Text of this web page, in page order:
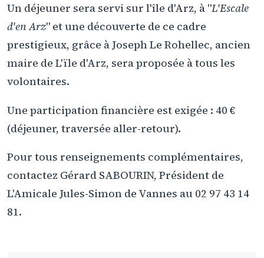
Un déjeuner sera servi sur l'île d'Arz, à "L'Escale
d'en Arz" et une découverte de ce cadre
prestigieux, grâce à Joseph Le Rohellec, ancien
maire de L'ïle d'Arz, sera proposée à tous les
volontaires.
Une participation financière est exigée : 40 €
(déjeuner, traversée aller-retour).
Pour tous renseignements complémentaires,
contactez Gérard SABOURIN, Président de
L'Amicale Jules-Simon de Vannes au 02 97 43 14
81.